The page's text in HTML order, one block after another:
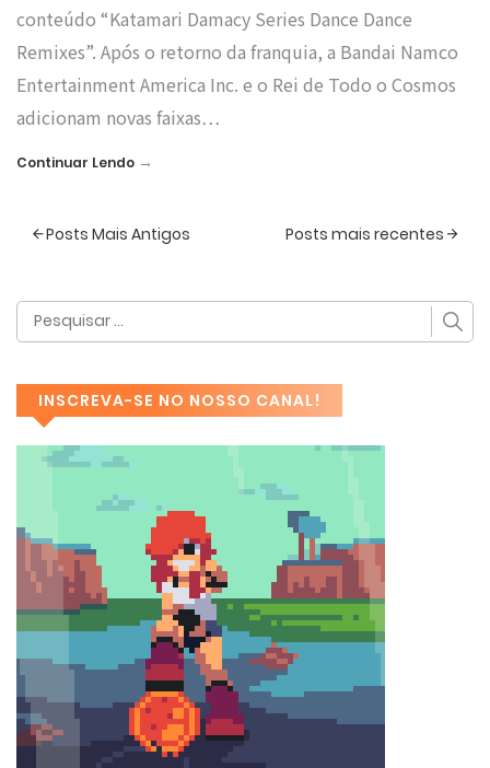
conteúdo “Katamari Damacy Series Dance Dance
Remixes”. Após o retorno da franquia, a Bandai Namco
Entertainment America Inc. e o Rei de Todo o Cosmos
adicionam novas faixas…
Continuar Lendo →
Posts Mais Antigos Posts mais recentes
INSCREVA-SE NO NOSSO CANAL!